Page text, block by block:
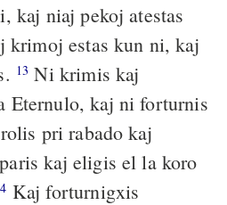
kaj niaj pekoj atestas
krimoj estas kun ni, kaj
13 Ni krimis kaj
Eternulo, kaj ni forturnis
pri rabado kaj
kaj eligis el la koro
Kaj forturnigxis